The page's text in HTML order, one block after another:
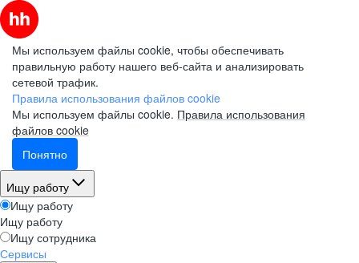
Мы используем файлы cookie, чтобы обеспечивать
правильную работу нашего веб-сайта и анализировать
сетевой трафик.
Правила использования файлов cookie
Мы используем файлы cookie. Правила использования
файлов cookie
Понятно
Ищу работу
Ищу работу
Ищу работу
Ищу сотрудника
Сервисы